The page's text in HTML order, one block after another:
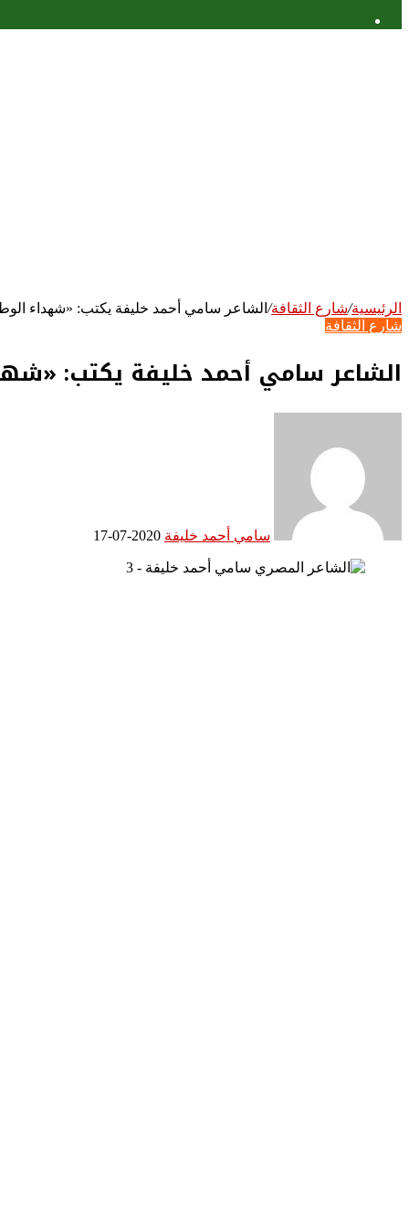
الرئيسية/شارع الثقافة/ الشاعر سامي أحمد خليفة يكتب: «شهداء
شارع الثقافة
الشاعر سامي أحمد خليفة يكتب:
سامي أحمد خليفة 2020-07-17